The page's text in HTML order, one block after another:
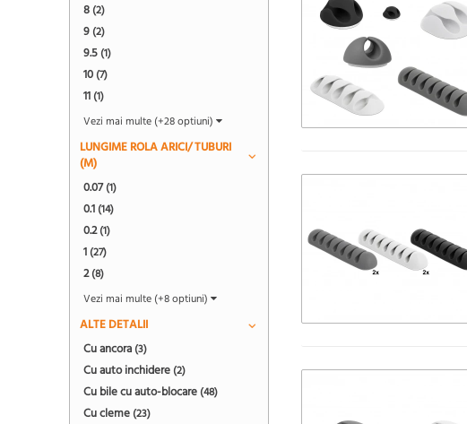
8 (2)
9 (2)
9.5 (1)
10 (7)
11 (1)
Vezi mai multe (+28 optiuni)
LUNGIME ROLA ARICI/ TUBURI
(M)
0.07(1)
0.1 (14)
0.2(1)
1 (27)
2(8)
Vezi mai multe (+8 optiuni)
ALTE DETALII
Cu ancora (3)
Cu auto inchidere (2)
Cu bile cu auto-blocare (48)
Cu cleme (23)